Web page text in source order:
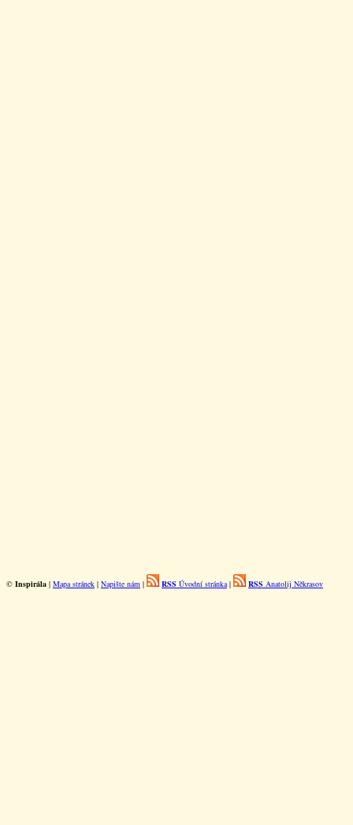
© Inspirála | Mapa stránek | Napište nám | RSS Úvodní stránka| RSS Anatolij Někrasov